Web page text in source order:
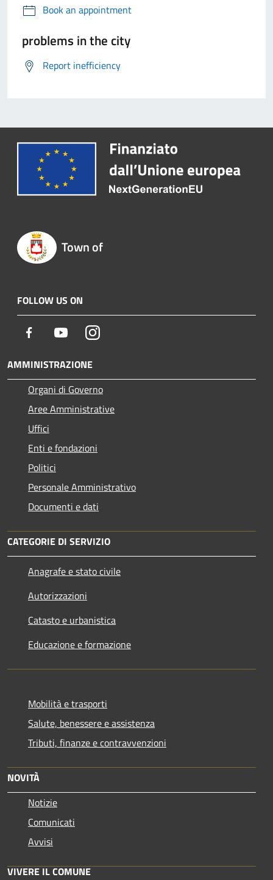
Book an appointment
problems in the city
Report inefficiency
Town of
FOLLOW US ON
Facebook YoutubeInstagram
AMMINISTRAZIONE
Organi di Governo
Aree Amministrative
Uffici
Enti e fondazioni
Politici
Personale Amministrativo
Documenti e dati
CATEGORIE DI SERVIZIO
Anagrafe e stato civile
Autorizzazioni
Catasto e urbanistica
Educazione e formazione
Mobilità e trasporti
Salute, benessere e assistenza
Tributi, finanze e contravvenzioni
NOVITÀ
Notizie
Comunicati
Avvisi
VIVERE IL COMUNE